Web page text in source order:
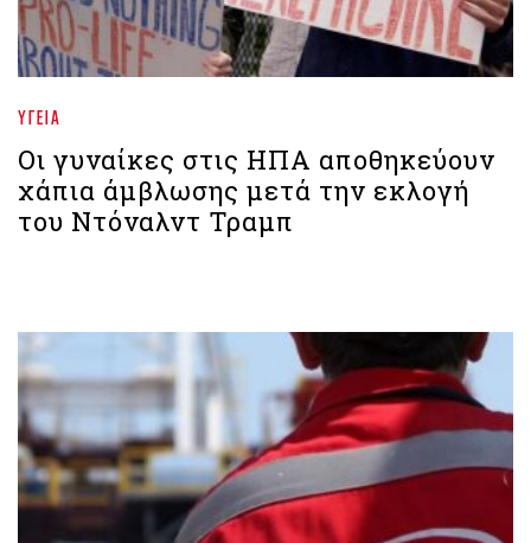
ΥΓΕΊΑ
Οι γυναίκες στις ΗΠΑ αποθηκεύουν
χάπια άμβλωσης μετά την εκλογή
του Ντόναλντ Τραμπ